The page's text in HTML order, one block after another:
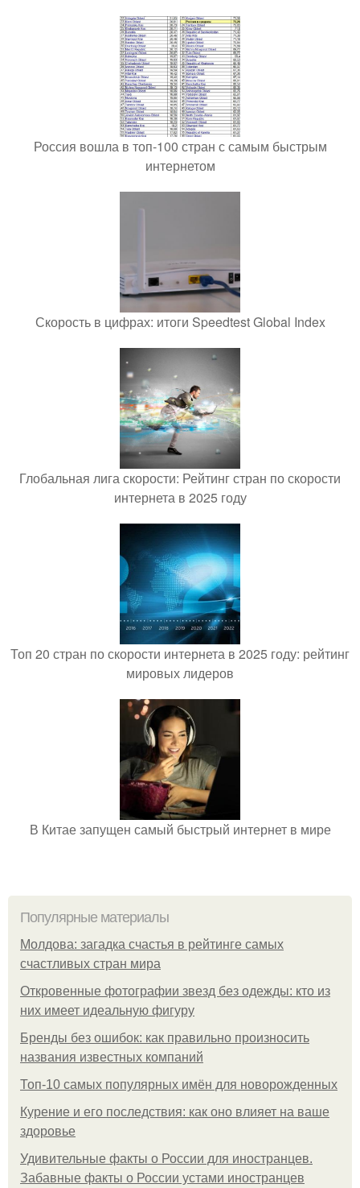
Россия вошла в топ-100 стран с самым быстрым
интернетом
Скорость в цифрах: итоги Speedtest Global Index
Глобальная лига скорости: Рейтинг стран по скорости
интернета в 2025 году
Топ 20 стран по скорости интернета в 2025 году: рейтинг
мировых лидеров
В Китае запущен самый быстрый интернет в мире
Популярные материалы
Молдова: загадка счастья в рейтинге самых
счастливых стран мира
Откровенные фотографии звезд без одежды: кто из
них имеет идеальную фигуру
Бренды без ошибок: как правильно произносить
названия известных компаний
Топ-10 самых популярных имён для новорожденных
Курение и его последствия: как оно влияет на ваше
здоровье
Удивительные факты о России для иностранцев.
Забавные факты о России устами иностранцев